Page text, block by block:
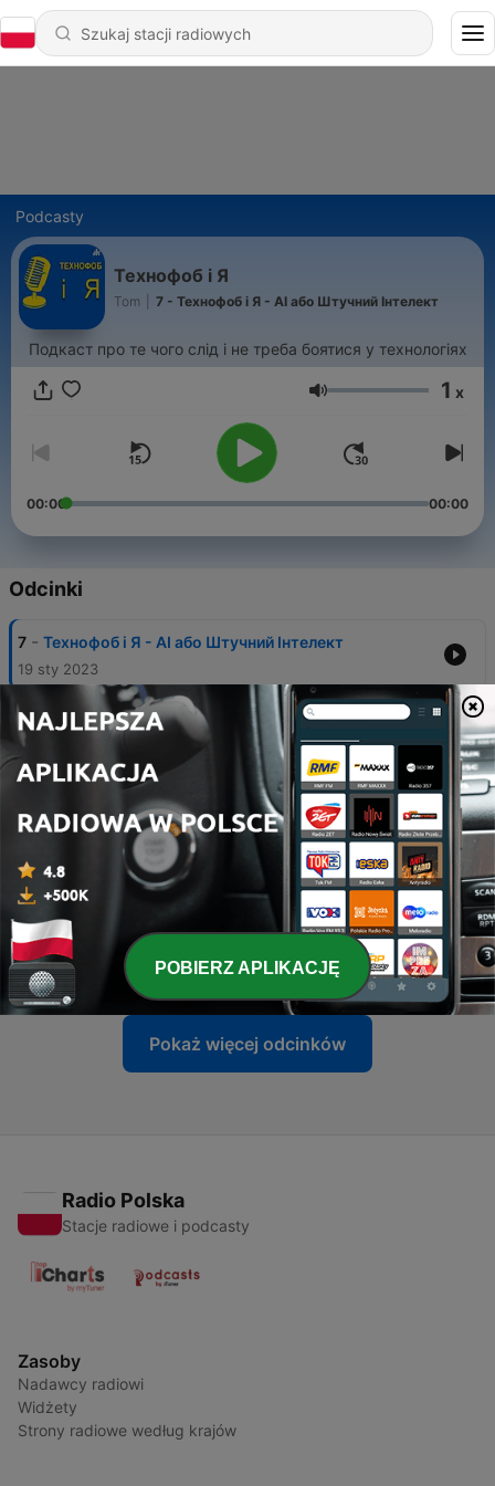
Podcasty
Технофоб і Я
Tom 7 - Технофоб і Я - АІ або Штучний Інтелект
Подкаст про те чого слід і не треба боятися у технологіях
Głośność 1 x
00:00 00:00
Odcinki
7 - Технофоб і Я - АІ або Штучний Інтелект
19 sty 2023
6 - Технофоб і Я - Інтернет речей (IoT) -
13 lis 2022
5 - Поганий WIFI, Хороший WIFI
28 wrz 2022
VPN - Вони ніколи не знайдуть мене
12 lip 2022
3 - Передзвони мені, якщо можеш або Соціальні
шахраї
04 maj 2022
Pokaż więcej odcinków
Radio Polska
Stacje radiowe i podcasty
Zasoby
Nadawcy radiowi
Widżety
Strony radiowe według krajów
POBIERZ APLIKACJĘ